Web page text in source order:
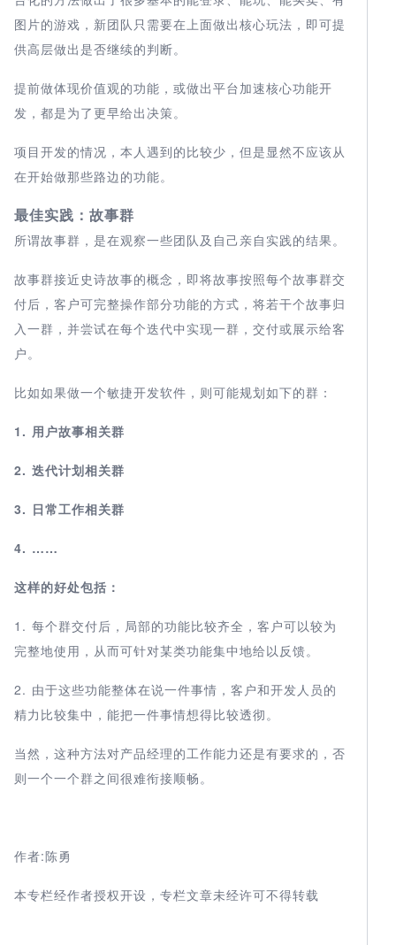
图片的游戏，新团队只需要在上面做出核心玩法，即可提
供高层做出是否继续的判断。
提前做体现价值观的功能，或做出平台加速核心功能开
发，都是为了更早给出决策。
项目开发的情况，本人遇到的比较少，但是显然不应该从
在开始做那些路边的功能。
最佳实践：故事群
所谓故事群，是在观察一些团队及自己亲自实践的结果。
故事群接近史诗故事的概念，即将故事按照每个故事群交
付后，客户可完整操作部分功能的方式，将若干个故事归
入一群，并尝试在每个迭代中实现一群，交付或展示给客
户。
比如如果做一个敏捷开发软件，则可能规划如下的群：
1. 用户故事相关群
2. 迭代计划相关群
3. 日常工作相关群
4. ……
这样的好处包括：
1. 每个群交付后，局部的功能比较齐全，客户可以较为
完整地使用，从而可针对某类功能集中地给以反馈。
2. 由于这些功能整体在说一件事情，客户和开发人员的
精力比较集中，能把一件事情想得比较透彻。
当然，这种方法对产品经理的工作能力还是有要求的，否
则一个一个群之间很难衔接顺畅。
作者:陈勇
本专栏经作者授权开设，专栏文章未经许可不得转载